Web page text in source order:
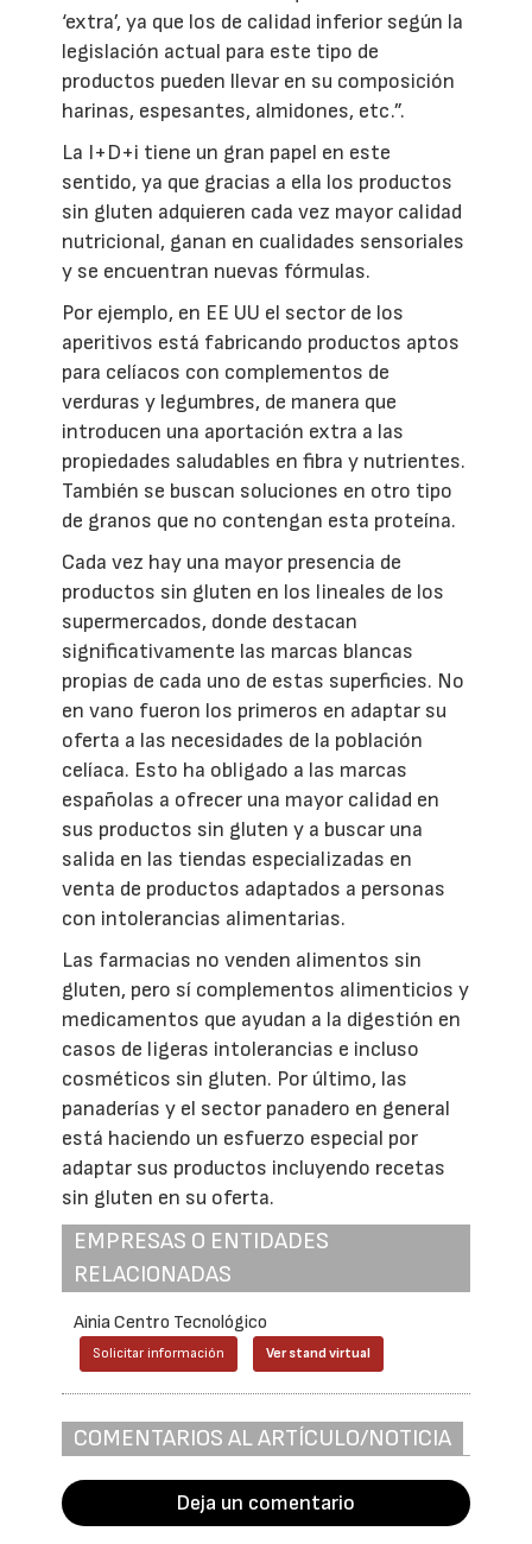
‘extra’, ya que los de calidad inferior según la
legislación actual para este tipo de
productos pueden llevar en su composición
harinas, espesantes, almidones, etc.”.
La I+D+i tiene un gran papel en este
sentido, ya que gracias a ella los productos
sin gluten adquieren cada vez mayor calidad
nutricional, ganan en cualidades sensoriales
y se encuentran nuevas fórmulas.
Por ejemplo, en EE UU el sector de los
aperitivos está fabricando productos aptos
para celíacos con complementos de
verduras y legumbres, de manera que
introducen una aportación extra a las
propiedades saludables en fibra y nutrientes.
También se buscan soluciones en otro tipo
de granos que no contengan esta proteína.
Cada vez hay una mayor presencia de
productos sin gluten en los lineales de los
supermercados, donde destacan
significativamente las marcas blancas
propias de cada uno de estas superficies. No
en vano fueron los primeros en adaptar su
oferta a las necesidades de la población
celíaca. Esto ha obligado a las marcas
españolas a ofrecer una mayor calidad en
sus productos sin gluten y a buscar una
salida en las tiendas especializadas en
venta de productos adaptados a personas
con intolerancias alimentarias.
Las farmacias no venden alimentos sin
gluten, pero sí complementos alimenticios y
medicamentos que ayudan a la digestión en
casos de ligeras intolerancias e incluso
cosméticos sin gluten. Por último, las
panaderías y el sector panadero en general
está haciendo un esfuerzo especial por
adaptar sus productos incluyendo recetas
sin gluten en su oferta.
EMPRESAS O ENTIDADES
RELACIONADAS
Ainia Centro Tecnológico
Solicitar información Ver stand virtual
COMENTARIOS AL ARTÍCULO/NOTICIA
Deja un comentario